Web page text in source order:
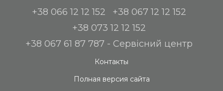
+38 066 12 12 152
+38 067 12 12 152
+38 073 12 12 152
+38 067 61 87 787 - Сервісний центр
Контакты
Полная версия сайта